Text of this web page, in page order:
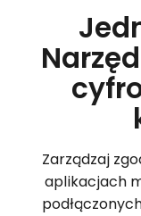
Zarządzaj
aplikacjach